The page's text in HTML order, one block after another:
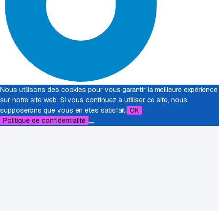
Nous utilisons des cookies pour vous garantir la meilleure expérience
sur notre site web. Si vous continuez à utiliser ce site, nous
supposerons que vous en êtes satisfait. OK
Politique de confidentialité